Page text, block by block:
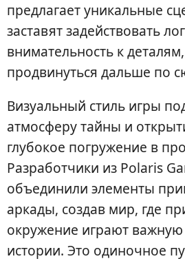
предлагает уникальные
заставят задействовать
внимательность к
продвинуться дальше по
Визуальный стиль игры
атмосферу тайны и
глубокое погружение в
Разработчики из Polaris
объединили элементы
аркады, создав мир, где
окружение играют
истории. Это одиночное